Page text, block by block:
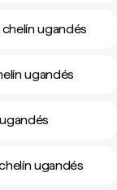
ugandés
ugandés
ugandés